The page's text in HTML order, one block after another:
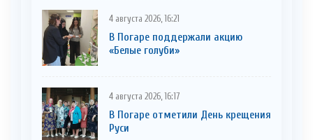
4 августа 2026, 16:21
В Погаре поддержали акцию
«Белые голуби»
4 августа 2026, 16:17
В Погаре отметили День крещения
Руси